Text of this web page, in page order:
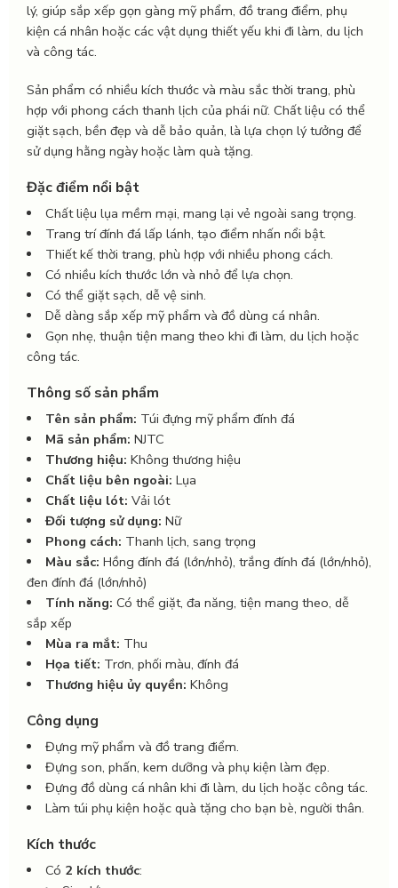
lý, giúp sắp xếp gọn gàng mỹ phẩm, đồ trang điểm, phụ
kiện cá nhân hoặc các vật dụng thiết yếu khi đi làm, du lịch
và công tác.
Sản phẩm có nhiều kích thước và màu sắc thời trang, phù
hợp với phong cách thanh lịch của phái nữ. Chất liệu có thể
giặt sạch, bền đẹp và dễ bảo quản, là lựa chọn lý tưởng để
sử dụng hằng ngày hoặc làm quà tặng.
Đặc điểm nổi bật
Chất liệu lụa mềm mại, mang lại vẻ ngoài sang trọng.
Trang trí đính đá lấp lánh, tạo điểm nhấn nổi bật.
Thiết kế thời trang, phù hợp với nhiều phong cách.
Có nhiều kích thước lớn và nhỏ để lựa chọn.
Có thể giặt sạch, dễ vệ sinh.
Dễ dàng sắp xếp mỹ phẩm và đồ dùng cá nhân.
Gọn nhẹ, thuận tiện mang theo khi đi làm, du lịch hoặc
công tác.
Thông số sản phẩm
Tên sản phẩm: Túi đựng mỹ phẩm đính đá
Mã sản phẩm: NJTC
Thương hiệu: Không thương hiệu
Chất liệu bên ngoài: Lụa
Chất liệu lót: Vải lót
Đối tượng sử dụng: Nữ
Phong cách: Thanh lịch, sang trọng
Màu sắc: Hồng đính đá (lớn/nhỏ), trắng đính đá (lớn/nhỏ),
đen đính đá (lớn/nhỏ)
Tính năng: Có thể giặt, đa năng, tiện mang theo, dễ
sắp xếp
Mùa ra mắt: Thu
Họa tiết: Trơn, phối màu, đính đá
Thương hiệu ủy quyền: Không
Công dụng
Đựng mỹ phẩm và đồ trang điểm.
Đựng son, phấn, kem dưỡng và phụ kiện làm đẹp.
Đựng đồ dùng cá nhân khi đi làm, du lịch hoặc công tác.
Làm túi phụ kiện hoặc quà tặng cho bạn bè, người thân.
Kích thước
Có 2 kích thước: